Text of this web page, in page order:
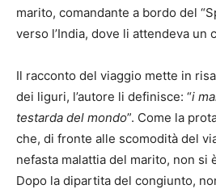
marito, comandante a bordo del
verso l’India, dove li attendeva un
Il racconto del viaggio mette in
dei liguri, l’autore li definisce: “i
testarda del mondo”. Come la
che, di fronte alle scomodità del
nefasta malattia del marito, non si
Dopo la dipartita del congiunto,